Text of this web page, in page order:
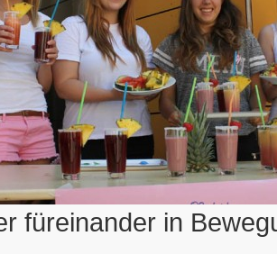
füreinander in